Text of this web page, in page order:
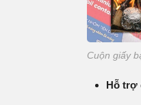
Cuộn giấy
Hỗ trợ